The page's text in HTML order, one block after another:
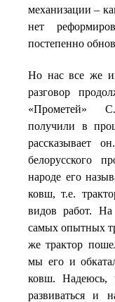
механизации –
нет
постепенно
Но нас все же
разговор
«Прометей»
получили в
рассказывает
белорусского
народе его
ковш, т.е.
видов работ.
самых опытных
же трактор
мы его и
ковш. Надеюсь,
развиваться и